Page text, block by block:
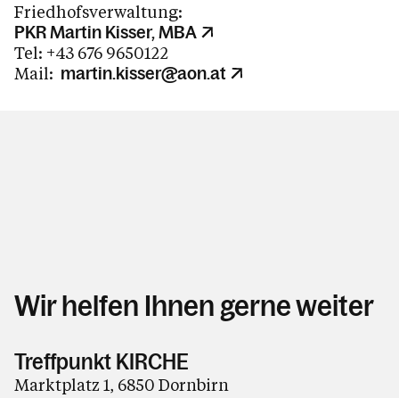
Kontakt
Friedhofsverwaltung:
PKR Martin Kisser, MBA
Tel: +43 676 9650122
Mail: martin.kisser@aon.at
Wir helfen Ihnen gerne weiter
Treffpunkt KIRCHE
Marktplatz 1, 6850 Dornbirn